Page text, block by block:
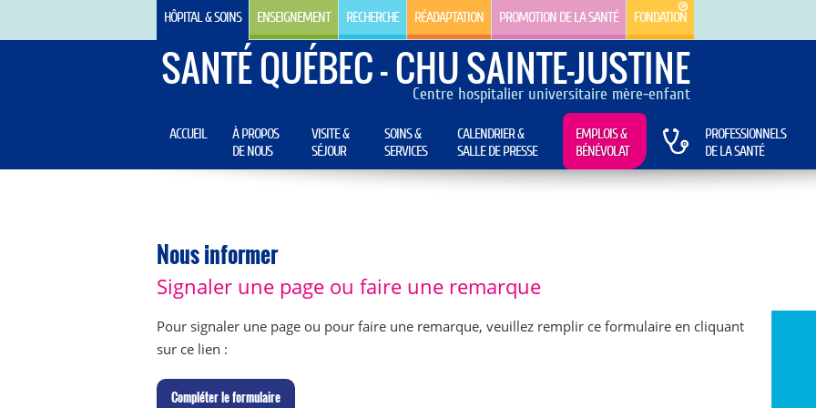
HÔPITAL & SOINS ENSEIGNEMENT RECHERCHE RÉADAPTATION PROMOTION DE LA SANTÉ FONDATION
SANTÉ QUÉBEC - CHU SAINTE-JUSTINE
Centre hospitalier universitaire mère-enfant
ACCUEIL
À PROPOS
DE NOUS
VISITE &
SÉJOUR
SOINS &
SERVICES
CALENDRIER &
SALLE DE PRESSE
EMPLOIS &
BÉNÉVOLAT
PROFESSIONNELS
DE LA SANTÉ
Nous informer
Signaler une page ou faire une remarque
Pour signaler une page ou pour faire une remarque, veuillez remplir ce formulaire en cliquant
sur ce lien :
Compléter le formulaire